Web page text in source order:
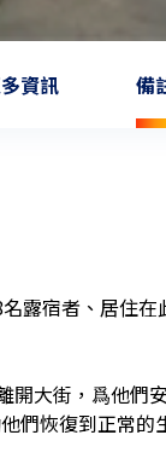
資訊 備
露宿者、居住在
大街，爲他們
們恢復到正常的